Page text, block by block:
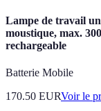
Lampe de travail
moustique, max.
rechargeable
Batterie Mobile
170.50 EURVoir le